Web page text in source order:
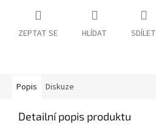
ZEPTAT SE HLÍDAT SDÍLET
Popis Diskuze
Detailní popis produktu